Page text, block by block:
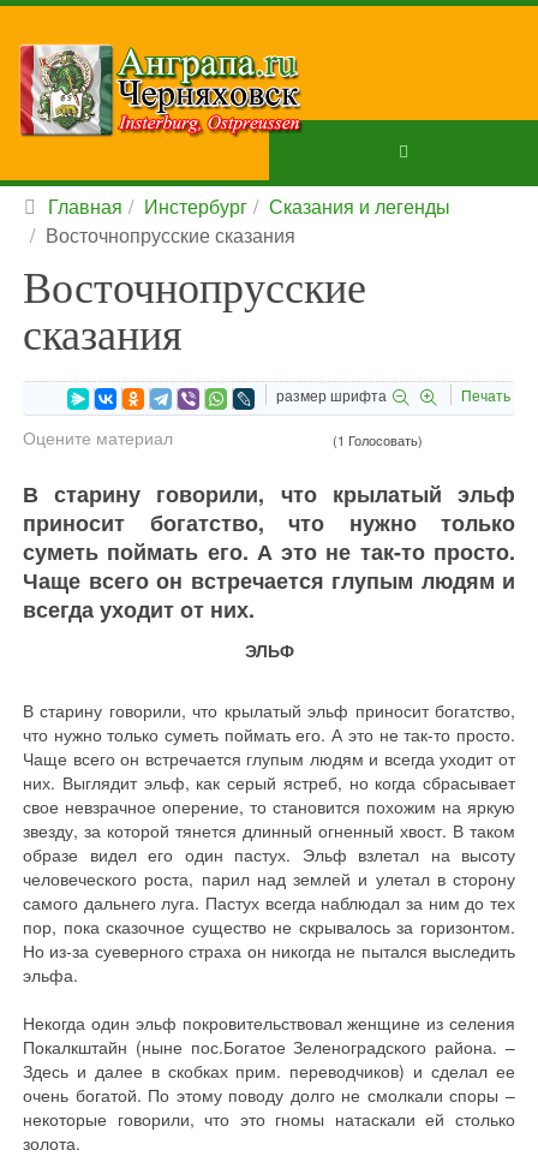
Главная Инстербург
Сказания и легенды
Восточнопрусские сказания
Восточнопрусские
сказания
размер шрифта Печать
Оцените материал (1 Голосовать)
В старину говорили, что крылатый эльф
приносит богатство, что нужно только
суметь поймать его. А это не так-то просто.
Чаще всего он встречается глупым людям и
всегда уходит от них.
ЭЛЬФ
В старину говорили, что крылатый эльф приносит богатство,
что нужно только суметь поймать его. А это не так-то просто.
Чаще всего он встречается глупым людям и всегда уходит от
них. Выглядит эльф, как серый ястреб, но когда сбрасывает
свое невзрачное оперение, то становится похожим на яркую
звезду, за которой тянется длинный огненный хвост. В таком
образе видел его один пастух. Эльф взлетал на высоту
человеческого роста, парил над землей и улетал в сторону
самого дальнего луга. Пастух всегда наблюдал за ним до тех
пор, пока сказочное существо не скрывалось за горизонтом.
Но из-за суеверного страха он никогда не пытался выследить
эльфа.
Некогда один эльф покровительствовал женщине из селения
Покалкштайн (ныне пос.Богатое Зеленоградского района. –
Здесь и далее в скобках прим. переводчиков) и сделал ее
очень богатой. По этому поводу долго не смолкали споры –
некоторые говорили, что это гномы натаскали ей столько
золота.